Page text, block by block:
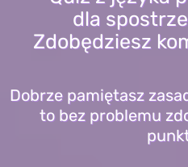
dla
Zdobędziesz
Dobrze pamiętasz
to bez problemu